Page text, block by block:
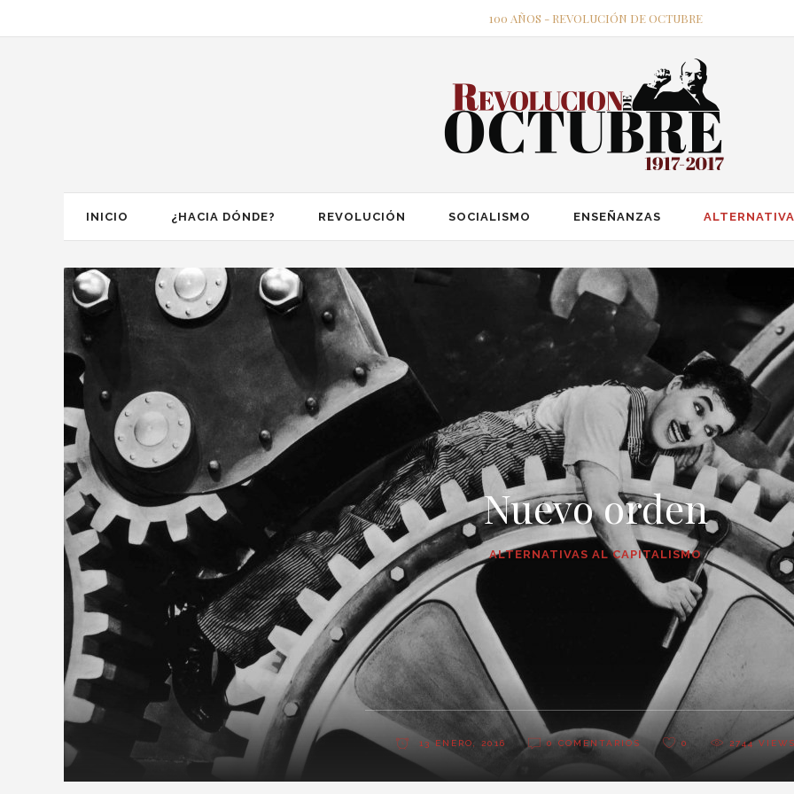
100 AÑOS - REVOLUCIÓN DE OCTUBRE
INICIO ¿HACIA DÓNDE? REVOLUCIÓN SOCIALISMO ENSEÑANZAS
Nuevo orden
ALTERNATIVAS AL CAPITALISMO
13 ENERO, 2016 0 COMENTARIOS 0 2744